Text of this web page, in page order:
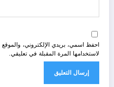
احفظ اسمي، بريدي الإلكتروني،
لاستخدامها المرة المقبلة في تعليقي.